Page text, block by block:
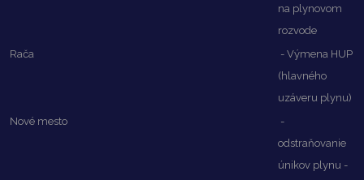
na plynovom
rozvode
Rača
- Výmena HUP
(hlavného
uzáveru plynu)
Nové mesto
-
odstraňovanie
únikov plynu -